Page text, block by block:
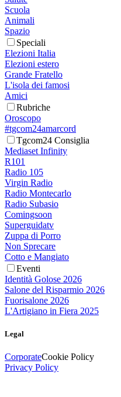
Scuola
Animali
Spazio
Speciali
Elezioni Italia
Elezioni estero
Grande Fratello
L'isola dei famosi
Amici
Rubriche
Oroscopo
#tgcom24amarcord
Tgcom24 Consiglia
Mediaset Infinity
R101
Radio 105
Virgin Radio
Radio Montecarlo
Radio Subasio
Comingsoon
Superguidatv
Zuppa di Porro
Non Sprecare
Cotto e Mangiato
Eventi
Identità Golose 2026
Salone del Risparmio 2026
Fuorisalone 2026
L'Artigiano in Fiera 2025
Legal
CorporateCookie Policy
Privacy Policy